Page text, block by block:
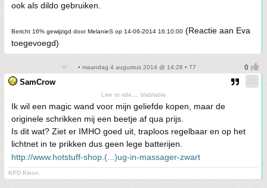
ook als dildo gebruiken.
Bericht 16% gewijzigd door MelanieS op 14-06-2014 16:10:00 (Reactie aan Eva
toegevoegd)
• maandag 4 augustus 2014 @ 14:28 • 77
SamCrow
Live to ride,... blablabla
Ik wil een magic wand voor mijn geliefde kopen, maar de
originele schrikken mij een beetje af qua prijs.
Is dit wat? Ziet er IMHO goed uit, traploos regelbaar en op het
lichtnet in te prikken dus geen lege batterijen.
http://www.hotstuff-shop.(...)ug-in-massager-zwart
KPD Kloon